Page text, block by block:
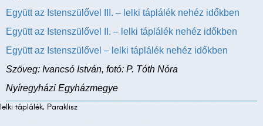
Együtt az Istenszülővel III. – lelki táplálék nehéz időkben
Együtt az Istenszülővel II. – lelki táplálék nehéz időkben
Együtt az Istenszülővel – lelki táplálék nehéz időkben
Szöveg: Ivancsó István, fotó: P. Tóth Nóra
Nyíregyházi Egyházmegye
lelki táplálék, Paraklisz